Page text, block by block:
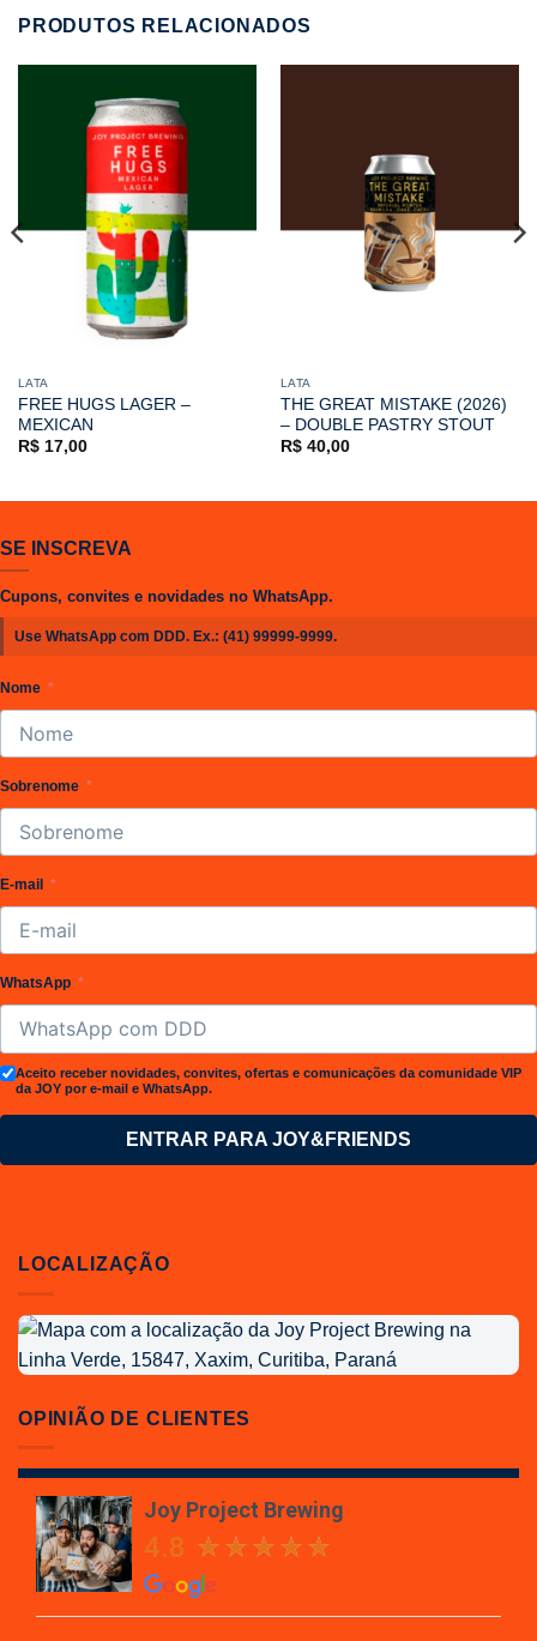
PRODUTOS RELACIONADOS
LATA
FREE HUGS LAGER –
MEXICAN
R$17,00
LATA
THE GREAT MISTAKE (2026)
– DOUBLE PASTRY STOUT
R$40,00
SE INSCREVA
Cupons, convites e novidades no WhatsApp.
Use WhatsApp com DDD. Ex.: (41) 99999-9999.
Nome
Sobrenome
E-mail
WhatsApp
Aceito receber novidades, convites, ofertas e comunicações da comunidade VIP
da JOY por e-mail e WhatsApp.
ENTRAR PARA JOY&FRIENDS
LOCALIZAÇÃO
Localização
da
Project
Brewing
OPINIÃO DE CLIENTES
Joy Project Brewing
4.8